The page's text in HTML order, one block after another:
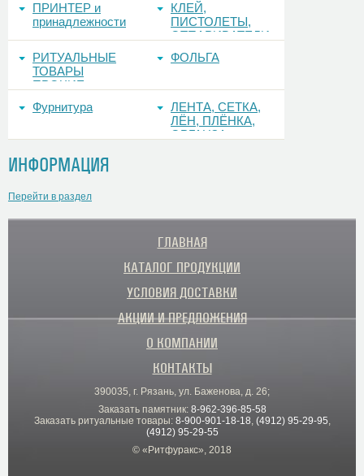
ПРИНТЕР и
принадлежности
КЛЕЙ,
ПИСТОЛЕТЫ,
ОТПАРИВАТЕЛИ
РИТУАЛЬНЫЕ
ТОВАРЫ
ПРОЧИЕ
ФОЛЬГА
Фурнитура
ЛЕНТА, СЕТКА,
ЛЁН, ПЛЁНКА,
ОРГАНЗА
ИНФОРМАЦИЯ
Перейти в раздел
ГЛАВНАЯ
КАТАЛОГ ПРОДУКЦИИ
УСЛОВИЯ ДОСТАВКИ
АКЦИИ И ПРЕДЛОЖЕНИЯ
О КОМПАНИИ
КОНТАКТЫ
390035, г. Рязань, ул. Баженова, д. 26;
Заказать памятник: 8-962-396-85-58
Заказать ритуальные товары: 8-900-901-18-18, (4912) 95-29-95,
(4912) 95-29-55
© «Ритфуракс», 2018